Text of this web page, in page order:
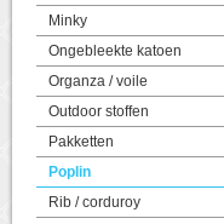
Minky
Ongebleekte katoen
Organza / voile
Outdoor stoffen
Pakketten
Poplin
Rib / corduroy